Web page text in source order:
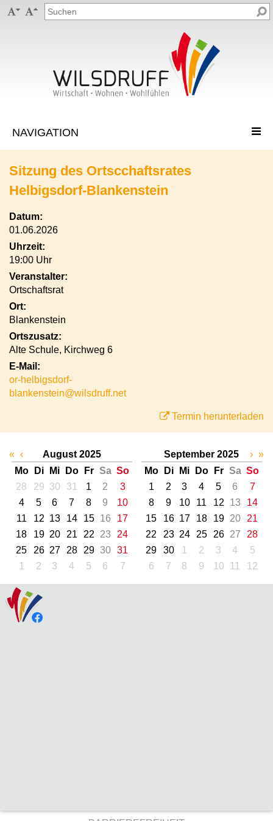
 
Sitzung des Ortscchaftsrates
Helbigsdorf-Blankenstein
Datum:
01.06.2026
Uhrzeit:
19:00 Uhr
Veranstalter:
Ortschaftsrat
Ort:
Blankenstein
Ortszusatz:
Alte Schule, Kirchweg 6
E-Mail:
or-helbigsdorf-
blankenstein@wilsdruff.net
Termin herunterladen
« ‹
August 2025
Mo
Di Mi Do Fr Sa So
28
29 30 31 1 2
3
4
5 6 7 8 9
10
11
12 13 14 15 16
17
18
19 20 21 22 23
24
25
26 27 28 29 30
31
1
2 3 4 5 6 7
September 2025
Mo
Di Mi Do Fr Sa So
1
2 3 4 5 6
7
8
9 10 11 12 13
14
15
16 17 18 19 20
21
22
23 24 25 26 27
28
29
30 1 2 3 4
5
6
7 8 9 10 11 12
› »